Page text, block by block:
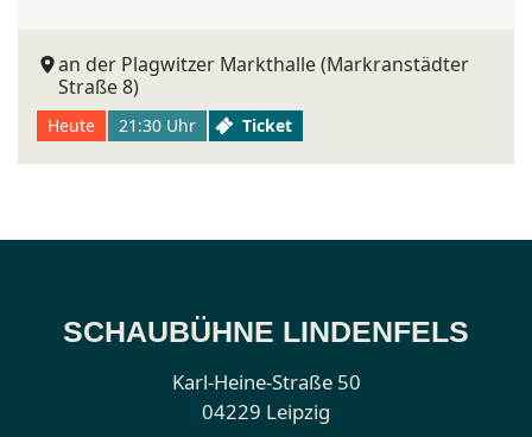
an der Plagwitzer Markthalle (Markranstädter
Straße 8)
Heute 21:30 Uhr Ticket
SCHAUBÜHNE LINDENFELS
Karl-Heine-Straße 50
04229 Leipzig